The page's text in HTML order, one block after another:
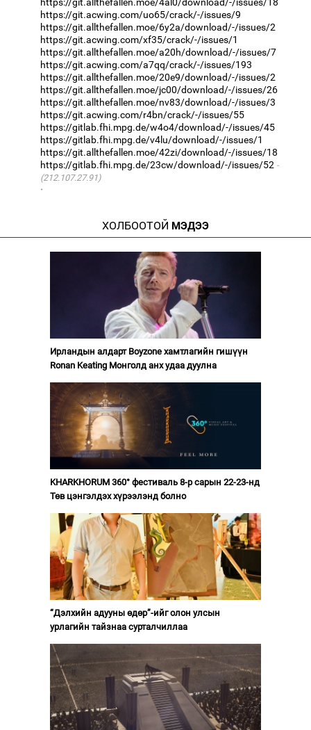
https://git.acwing.com/uo65/crack/-/issues/9
https://git.allthefallen.moe/6y2a/download/-/issues/2
https://git.acwing.com/xf35/crack/-/issues/1
https://git.allthefallen.moe/a20h/download/-/issues/7
https://git.acwing.com/a7qq/crack/-/issues/193
https://git.allthefallen.moe/20e9/download/-/issues/2
https://git.allthefallen.moe/jc00/download/-/issues/26
https://git.allthefallen.moe/nv83/download/-/issues/3
https://git.acwing.com/r4bn/crack/-/issues/55
https://gitlab.fhi.mpg.de/w4o4/download/-/issues/45
https://gitlab.fhi.mpg.de/v4lu/download/-/issues/1
https://git.allthefallen.moe/42zi/download/-/issues/18
https://gitlab.fhi.mpg.de/23cw/download/-/issues/52
(212.107.27.91)
·
ХОЛБООТОЙ МЭДЭЭ
Ирландын алдарт Boyzone хамтлагийн гишүүн
Ronan Keating Монголд анх удаа дуулна
KHARKHORUM 360° фестиваль 8-р сарын 22-23-нд
Төв цэнгэлдэх хүрээлэнд болно
“Дэлхийн адууны өдөр”-ийг олон улсын
урлагийн тайзнаа сурталчиллаа